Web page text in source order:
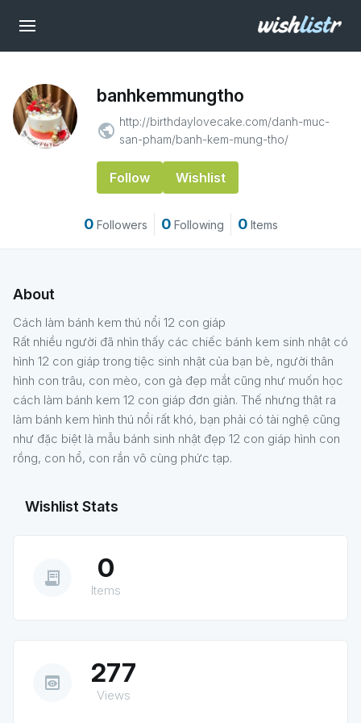
banhkemmungtho
public http://birthdaylovecake.com/danh-muc-
san-pham/banh-kem-mung-tho/
Follow Wishlist
0 Followers 0 Following 0 Items
About
Cách làm bánh kem thú nổi 12 con giáp
Rất nhiều người đã nhìn thấy các chiếc bánh kem sinh nhật có
hình 12 con giáp trong tiệc sinh nhật của bạn bè, người thân
hình con trâu, con mèo, con gà đẹp mắt cũng như muốn học
cách làm bánh kem 12 con giáp đơn giản. Thế nhưng thật ra
làm bánh kem hình thú nổi rất khó, bạn phải có tài nghệ cũng
như đặc biệt là mẫu bánh sinh nhật đẹp 12 con giáp hình con
rồng, con hổ, con rắn vô cùng phức tạp.
Wishlist Stats
receipt_long 0
Items
preview 277
Views